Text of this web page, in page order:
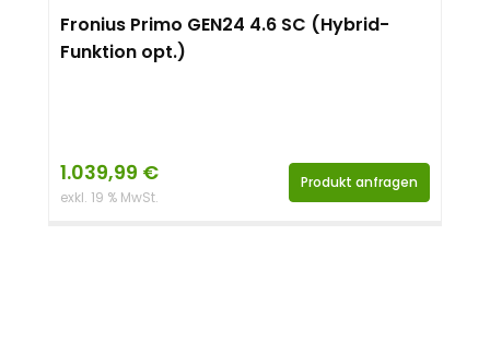
Fronius Primo GEN24 4.6 SC (Hybrid-
Funktion opt.)
1.039,99 €
exkl. 19 % MwSt.
Produkt anfragen